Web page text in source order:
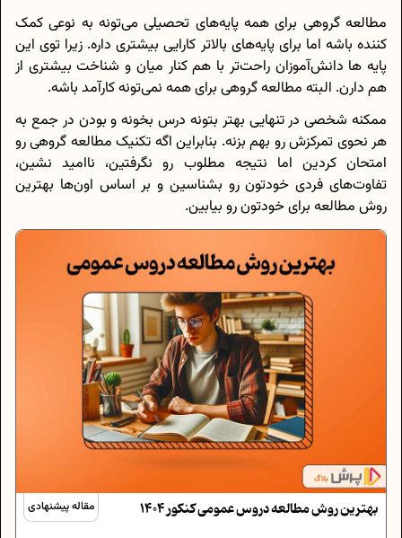
مطالعه گروهی برای همه پایه‌های تحصیلی می‌تونه به نوعی کمک
کننده باشه اما برای پایه‌های بالاتر کارایی بیشتری داره. زیرا توی این
پایه ها دانش‌آموزان راحت‌تر با هم کنار میان و شناخت بیشتری از
هم دارن. البته مطالعه گروهی برای همه نمی‌تونه کارآمد باشه.
ممکنه شخصی در تنهایی بهتر بتونه درس بخونه و بودن در جمع به
هر نحوی تمرکزش رو بهم بزنه. بنابراین اگه تکنیک مطالعه گروهی رو
امتحان کردین اما نتیجه مطلوب رو نگرفتین، ناامید نشین،
تفاوت‌های فردی خودتون رو بشناسین و بر اساس اون‌ها بهترین
روش مطالعه برای خودتون رو بیابین.
مقاله پیشنهادی بهترین روش مطالعه دروس عمومی کنکور 1404